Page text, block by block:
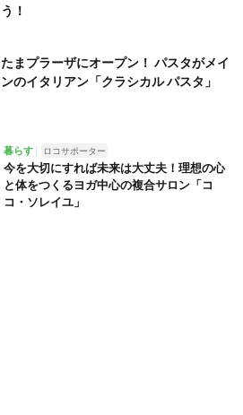
う！
たまプラーザにオープン！ パスタがメイ
ンのイタリアン「クラシカル パスタ」
暮らす ロコサポーター
今を大切にすれば未来は大丈夫！理想の心
と体をつくるヨガ中心の複合サロン「コ
コ・ソレイユ」